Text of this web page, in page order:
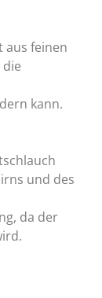
aus feinen
kann.
und des
da der